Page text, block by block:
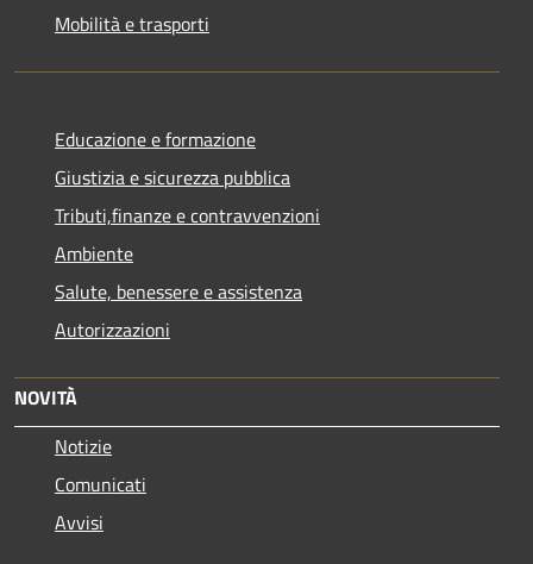
Mobilità e trasporti
Educazione e formazione
Giustizia e sicurezza pubblica
Tributi,finanze e contravvenzioni
Ambiente
Salute, benessere e assistenza
Autorizzazioni
NOVITÀ
Notizie
Comunicati
Avvisi